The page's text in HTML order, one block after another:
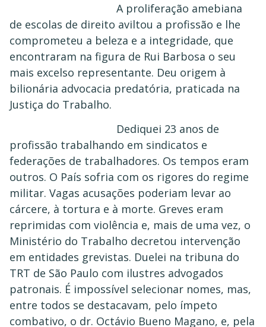
A proliferação amebiana
de escolas de direito aviltou a profissão e lhe
comprometeu a beleza e a integridade, que
encontraram na figura de Rui Barbosa o seu
mais excelso representante. Deu origem à
bilionária advocacia predatória, praticada na
Justiça do Trabalho.
Dediquei 23 anos de
profissão trabalhando em sindicatos e
federações de trabalhadores. Os tempos eram
outros. O País sofria com os rigores do regime
militar. Vagas acusações poderiam levar ao
cárcere, à tortura e à morte. Greves eram
reprimidas com violência e, mais de uma vez, o
Ministério do Trabalho decretou intervenção
em entidades grevistas. Duelei na tribuna do
TRT de São Paulo com ilustres advogados
patronais. É impossível selecionar nomes, mas,
entre todos se destacavam, pelo ímpeto
combativo, o dr. Octávio Bueno Magano, e, pela